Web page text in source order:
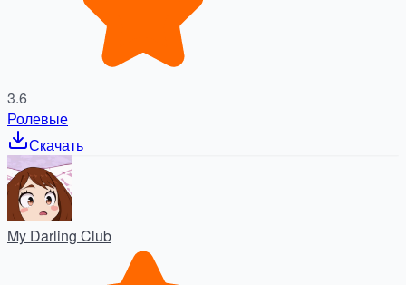
3.6
Ролевые
Скачать
My Darling Club